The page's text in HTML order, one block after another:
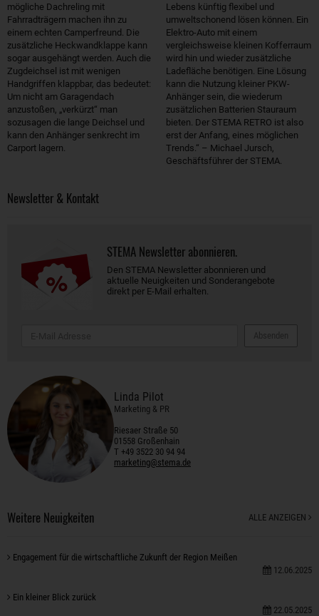
mögliche Dachreling mit
Fahrradträgern machen ihn zu
einem echten Camperfreund. Die
zusätzliche Heckwandklappe kann
sogar ausgehängt werden. Auch die
Zugdeichsel ist mit wenigen
Handgriffen klappbar, das bedeutet:
Um nicht am Garagendach
anzustoßen, „verkürzt“ man
sozusagen die lange Deichsel und
kann den Anhänger senkrecht im
Carport lagern.
Lebens künftig flexibel und
umweltschonend lösen können. Ein
Elektro-Auto mit einem
vergleichsweise kleinen Kofferraum
wird hin und wieder zusätzliche
Ladefläche benötigen. Eine Lösung
kann die Nutzung kleiner PKW-
Anhänger sein, die wiederum
zusätzlichen Batterien Stauraum
bieten. Der STEMA RETRO ist also
erst der Anfang, eines möglichen
Trends.“ – Michael Jursch,
Geschäftsführer der STEMA.
Newsletter & Kontakt
STEMA Newsletter abonnieren.
Den STEMA Newsletter abonnieren und
aktuelle Neuigkeiten und Sonderangebote
direkt per E-Mail erhalten.
Linda Pilot
Marketing & PR
Riesaer Straße 50
01558 Großenhain
T +49 3522 30 94 94
marketing@stema.de
ALLE ANZEIGEN
Weitere Neuigkeiten
Engagement für die wirtschaftliche Zukunft der Region Meißen
12.06.2025
Ein kleiner Blick zurück
22.05.2025